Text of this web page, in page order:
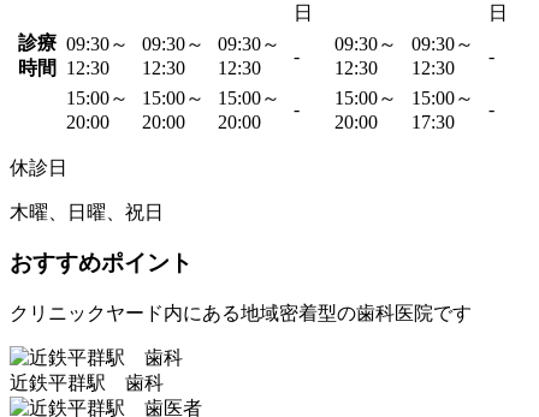
日
日
診療
時間
09:30～
12:30
09:30～
12:30
09:30～
12:30
-
09:30～
12:30
09:30～
12:30
-
15:00～
20:00
15:00～
20:00
15:00～
20:00
-
15:00～
20:00
15:00～
17:30
-
休診日
木曜、日曜、祝日
おすすめポイント
クリニックヤード内にある地域密着型の歯科医院です
近鉄平群駅 歯科